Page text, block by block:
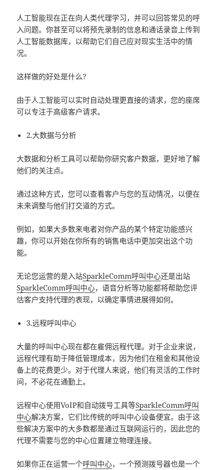
人工智能现在正在向人类代理学习，并可以回答常见的呼
入问题。你甚至可以将预先录制的信息和通话录音上传到
人工智能数据库，以帮助它们自己应对现实生活中的情
况。
这样做的好处是什么?
由于人工智能可以实时自动处理更直接的请求，您的座席
可以专注于高级客户请求。
2.大数据与分析
大数据和分析工具可以帮助你研究客户数据，更好地了解
他们的关注点。
通过这种方式，您可以查看客户与您的互动情况，以便在
未来调整与他们打交道的方式。
例如，如果大多数来电者对你产品的某个特定功能感兴
趣，你可以开始在你所有的销售电话中更加突出这个功
能。
无论您运营的是入站SparkleComm呼叫中心还是出站
SparkleComm呼叫中心，语音分析等功能都将帮助您评
估客户支持代理的表现，以确定事情进展得如何。
3.远程呼叫中心
大量的呼叫中心现在都在雇佣远程代理。对于企业来说，
远程代理有助于降低管理成本，因为他们在租金和其他设
备上的花费更少。对于代理人来说，他们有灵活的工作时
间，不必花在通勤上。
远程中心使用VoIP和自动拨号工具等SparkleComm呼叫
中心解决方案，它们比传统的呼叫中心设备便宜。由于这
些解决方案中的大多数都是通过互联网运行的，因此您的
代理不需要与您的中心位置建立物理连接。
如果你正在运营一个呼叫中心，一个预测拨号器也是一个